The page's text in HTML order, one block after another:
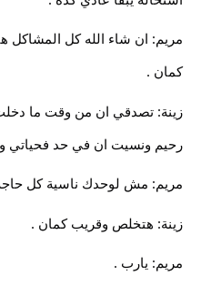
مريم: ان شاء الله كل المشاكل
كمان .
زينة: تصدقي ان من وقت ما
رحيم ونسيت ان في حد فحياتي
مريم: مش لوحدك ناسية كل
زينة: هتخلص وقريب كمان .
مريم: يارب .